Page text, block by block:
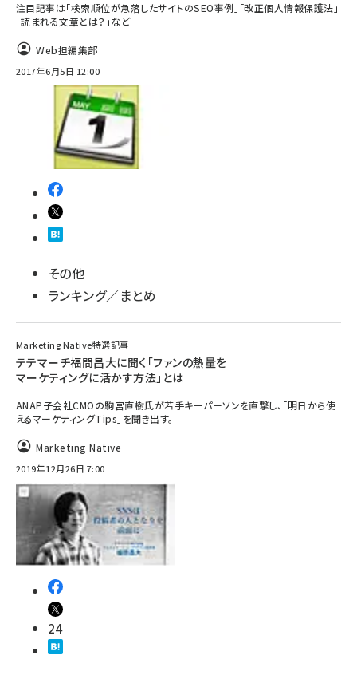
注目記事は「検索順位が急落したサイトのSEO事例」「改正個人情報保護法」
「読まれる文章とは？」など
Web担編集部
2017年6月5日 12:00
その他
ランキング／まとめ
Marketing Native特選記事
テテマーチ福間昌大に聞く「ファンの熱量を
マーケティングに活かす方法」とは
ANAP子会社CMOの駒宮直樹氏が若手キーパーソンを直撃し、「明日から使
えるマーケティングTips」を聞き出す。
Marketing Native
2019年12月26日 7:00
24